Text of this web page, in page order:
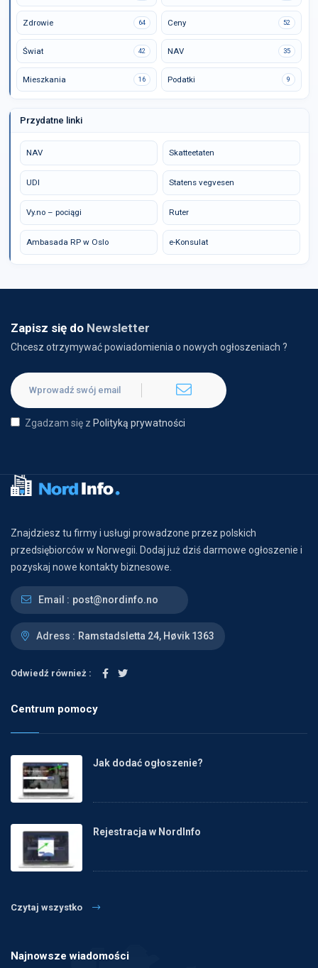
Zdrowie 64 Ceny 52
Świat 42 NAV 35
Mieszkania 16 Podatki 9
Przydatne linki
NAV Skatteetaten
UDI Statens vegvesen
Vy.no – pociągi Ruter
Ambasada RP w Oslo e-Konsulat
Zapisz się do Newsletter
Chcesz otrzymywać powiadomienia o nowych ogłoszeniach ?
Zgadzam się z Polityką prywatności
Znajdziesz tu firmy i usługi prowadzone przez polskich
przedsiębiorców w Norwegii. Dodaj już dziś darmowe ogłoszenie i
pozyskaj nowe kontakty biznesowe.
Email : post@nordinfo.no
Adress : Ramstadsletta 24, Høvik 1363
Odwiedź również :
Centrum pomocy
Jak dodać ogłoszenie?
Rejestracja w NordInfo
Czytaj wszystko
Najnowsze wiadomości